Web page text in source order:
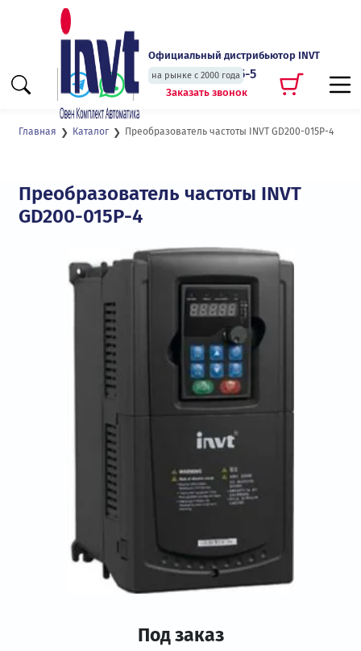
Официальный дистрибьютор INVT
на рынке с 2000 года
+7 (495) 135-135-5
Заказать звонок
Главная Каталог Преобразователь частоты INVT GD200-015P-4
Преобразователь частоты INVT
GD200-015P-4
Под заказ